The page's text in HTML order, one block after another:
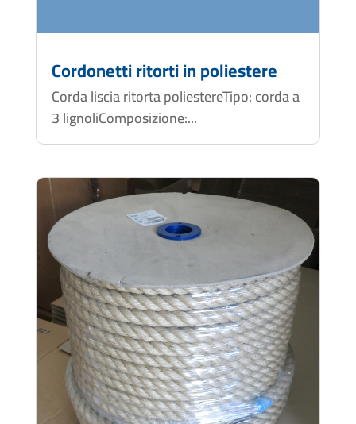
Cordonetti ritorti in poliestere
Corda liscia ritorta poliestereTipo: corda a
3 lignoliComposizione:...